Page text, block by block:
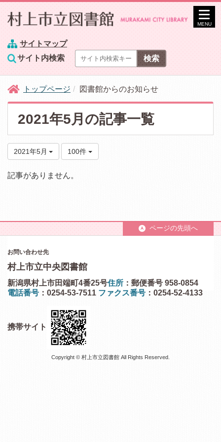
サイトマップ
サイト内検索
MENU
トップページ 図書館からのお知らせ
2021年5月の記事一覧
2021年5月 100件
記事がありません。
ページの先頭へ
お問い合わせ先
村上市立中央図書館
住所 ：郵便番号 958-0854
新潟県村上市田端町4番25号
電話番号 ：0254-53-7511 ファクス番号 ：0254-52-4133
携帯サイト
Copyright © 村上市立図書館 All Rights Reserved.